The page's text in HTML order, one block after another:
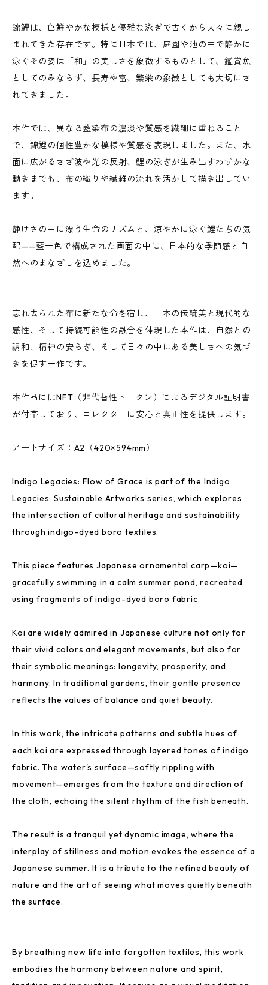
錦鯉は、色鮮やかな模様と優雅な泳ぎで古くから人々に親し
まれてきた存在です。特に日本では、庭園や池の中で静かに
泳ぐその姿は「和」の美しさを象徴するものとして、鑑賞魚
としてのみならず、長寿や富、繁栄の象徴としても大切にさ
れてきました。
本作では、異なる藍染布の濃淡や質感を繊細に重ねること
で、錦鯉の個性豊かな模様や質感を表現しました。また、水
面に広がるさざ波や光の反射、鯉の泳ぎが生み出すわずかな
動きまでも、布の織りや繊維の流れを活かして描き出してい
ます。
静けさの中に漂う生命のリズムと、涼やかに泳ぐ鯉たちの気
配——藍一色で構成された画面の中に、日本的な季節感と自
然へのまなざしを込めました。
忘れ去られた布に新たな命を宿し、日本の伝統美と現代的な
感性、そして持続可能性の融合を体現した本作は、自然との
調和、精神の安らぎ、そして日々の中にある美しさへの気づ
きを促す一作です。
本作品にはNFT（非代替性トークン）によるデジタル証明書
が付帯しており、コレクターに安心と真正性を提供します。
アートサイズ：A2（420×594mm）
Indigo Legacies: Flow of Grace is part of the Indigo
Legacies: Sustainable Artworks series, which explores
the intersection of cultural heritage and sustainability
through indigo-dyed boro textiles.
This piece features Japanese ornamental carp—koi—
gracefully swimming in a calm summer pond, recreated
using fragments of indigo-dyed boro fabric.
Koi are widely admired in Japanese culture not only for
their vivid colors and elegant movements, but also for
their symbolic meanings: longevity, prosperity, and
harmony. In traditional gardens, their gentle presence
reflects the values of balance and quiet beauty.
In this work, the intricate patterns and subtle hues of
each koi are expressed through layered tones of indigo
fabric. The water's surface—softly rippling with
movement—emerges from the texture and direction of
the cloth, echoing the silent rhythm of the fish beneath.
The result is a tranquil yet dynamic image, where the
interplay of stillness and motion evokes the essence of a
Japanese summer. It is a tribute to the refined beauty of
nature and the art of seeing what moves quietly beneath
the surface.
By breathing new life into forgotten textiles, this work
embodies the harmony between nature and spirit,